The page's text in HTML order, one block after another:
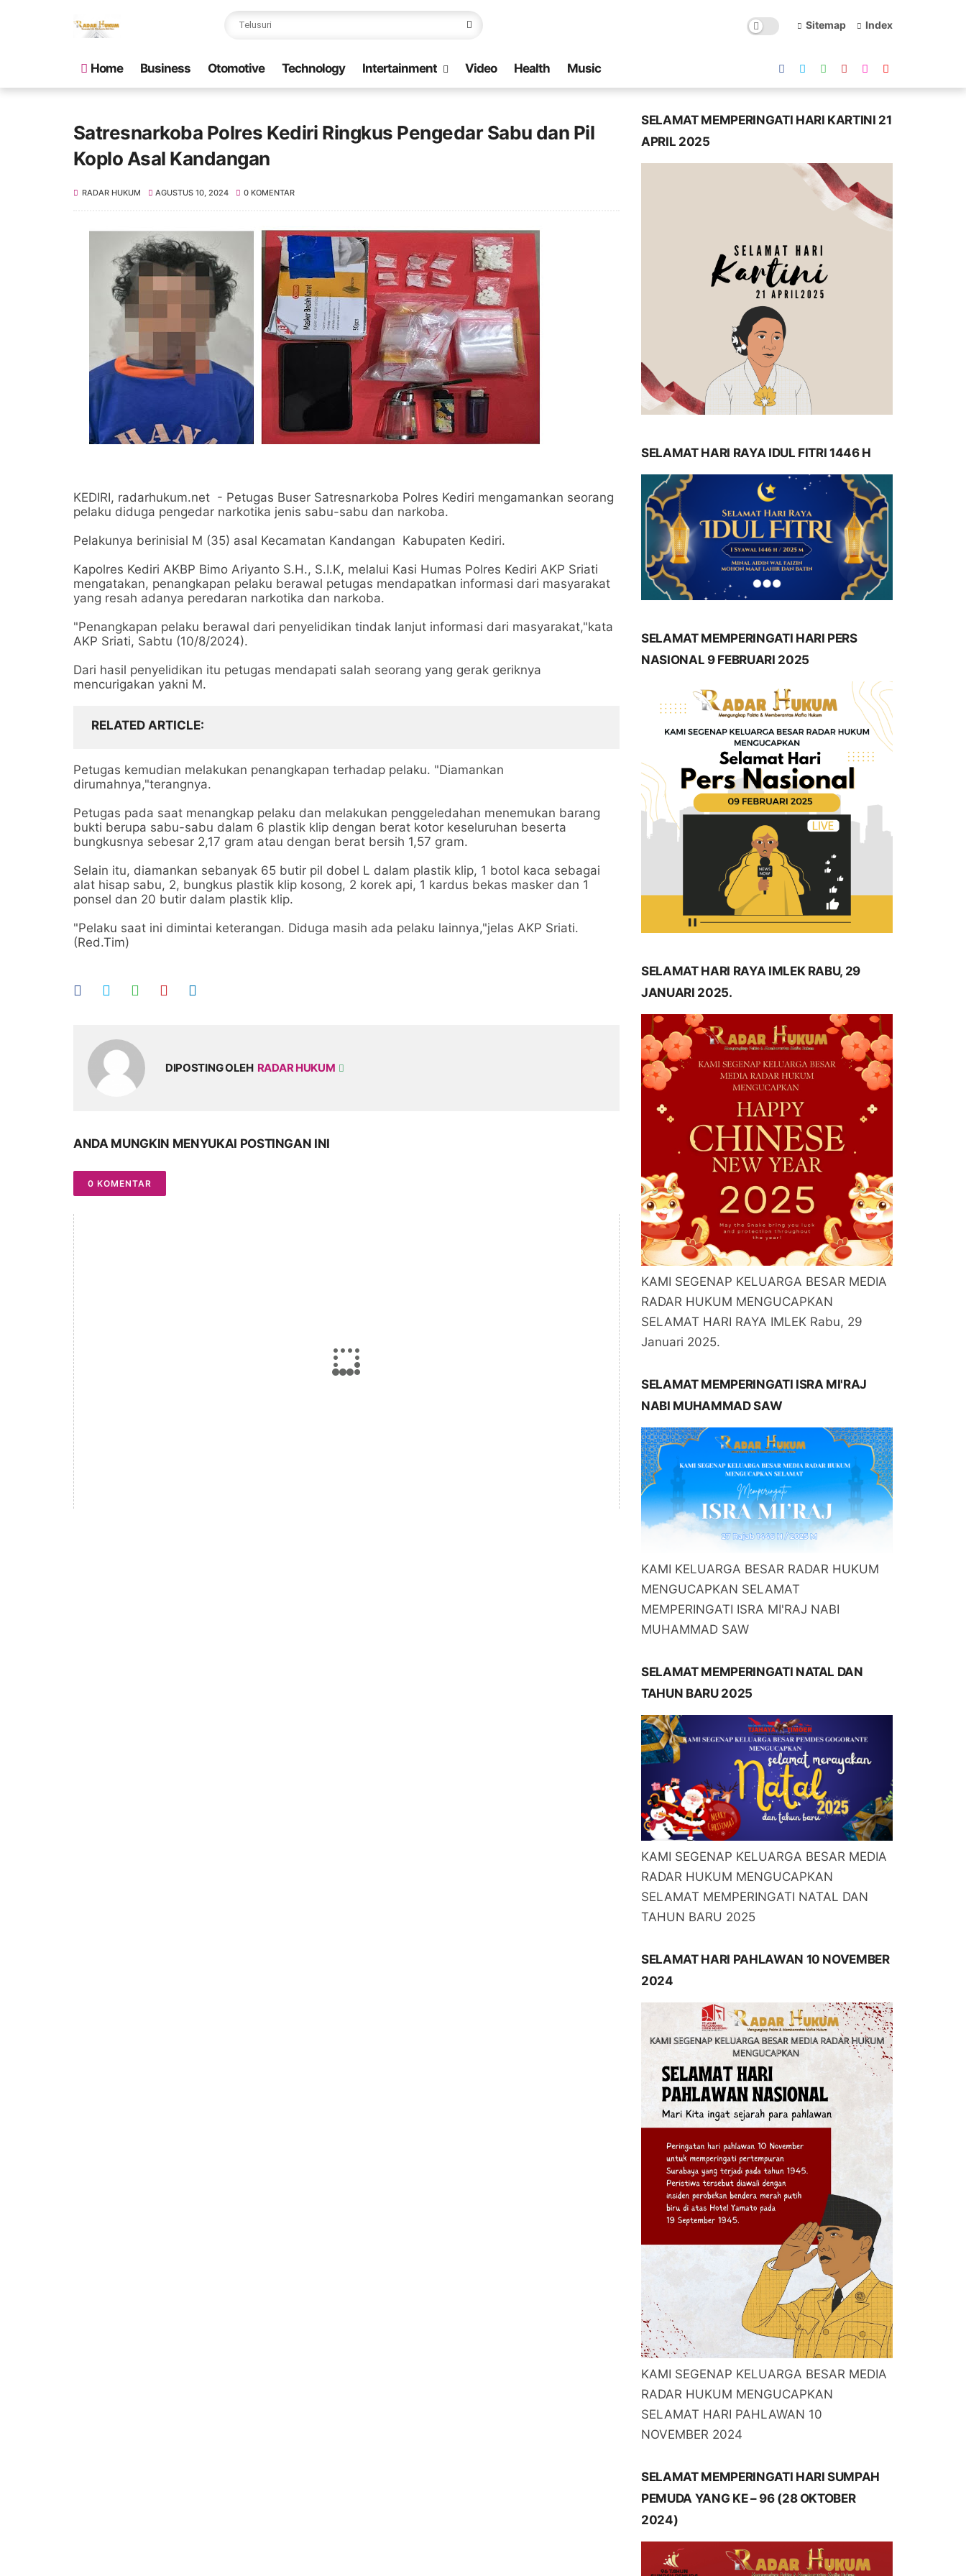
Sitemap Index
Home Business Otomotive Technology Intertainment Video Health Music
Satresnarkoba Polres Kediri Ringkus Pengedar Sabu dan Pil
Koplo Asal Kandangan
RADAR HUKUM AGUSTUS 10, 2024 0 KOMENTAR
KEDIRI, radarhukum.net - Petugas Buser Satresnarkoba Polres Kediri mengamankan seorang
pelaku diduga pengedar narkotika jenis sabu-sabu dan narkoba.
Pelakunya berinisial M (35) asal Kecamatan Kandangan Kabupaten Kediri.
Kapolres Kediri AKBP Bimo Ariyanto S.H., S.I.K, melalui Kasi Humas Polres Kediri AKP Sriati
mengatakan, penangkapan pelaku berawal petugas mendapatkan informasi dari masyarakat
yang resah adanya peredaran narkotika dan narkoba.
"Penangkapan pelaku berawal dari penyelidikan tindak lanjut informasi dari masyarakat,"kata
AKP Sriati, Sabtu (10/8/2024).
Dari hasil penyelidikan itu petugas mendapati salah seorang yang gerak geriknya
mencurigakan yakni M.
RELATED ARTICLE
Petugas kemudian melakukan penangkapan terhadap pelaku. "Diamankan
dirumahnya,"terangnya.
Petugas pada saat menangkap pelaku dan melakukan penggeledahan menemukan barang
bukti berupa sabu-sabu dalam 6 plastik klip dengan berat kotor keseluruhan beserta
bungkusnya sebesar 2,17 gram atau dengan berat bersih 1,57 gram.
Selain itu, diamankan sebanyak 65 butir pil dobel L dalam plastik klip, 1 botol kaca sebagai
alat hisap sabu, 2, bungkus plastik klip kosong, 2 korek api, 1 kardus bekas masker dan 1
ponsel dan 20 butir dalam plastik klip.
"Pelaku saat ini dimintai keterangan. Diduga masih ada pelaku lainnya,"jelas AKP Sriati.
(Red.Tim)
DIPOSTING OLEH RADAR HUKUM
ANDA MUNGKIN MENYUKAI POSTINGAN INI
0 KOMENTAR
SELAMAT MEMPERINGATI HARI KARTINI 21
APRIL 2025
SELAMAT HARI RAYA IDUL FITRI 1446 H
SELAMAT MEMPERINGATI HARI PERS
NASIONAL 9 FEBRUARI 2025
SELAMAT HARI RAYA IMLEK RABU, 29
JANUARI 2025.
KAMI SEGENAP KELUARGA BESAR MEDIA
RADAR HUKUM MENGUCAPKAN
SELAMAT HARI RAYA IMLEK Rabu, 29
Januari 2025.
SELAMAT MEMPERINGATI ISRA MI'RAJ
NABI MUHAMMAD SAW
KAMI KELUARGA BESAR RADAR HUKUM
MENGUCAPKAN SELAMAT
MEMPERINGATI ISRA MI'RAJ NABI
MUHAMMAD SAW
SELAMAT MEMPERINGATI NATAL DAN
TAHUN BARU 2025
KAMI SEGENAP KELUARGA BESAR MEDIA
RADAR HUKUM MENGUCAPKAN
SELAMAT MEMPERINGATI NATAL DAN
TAHUN BARU 2025
SELAMAT HARI PAHLAWAN 10 NOVEMBER
2024
KAMI SEGENAP KELUARGA BESAR MEDIA
RADAR HUKUM MENGUCAPKAN
SELAMAT HARI PAHLAWAN 10
NOVEMBER 2024
SELAMAT MEMPERINGATI HARI SUMPAH
PEMUDA YANG KE – 96 (28 OKTOBER
2024)